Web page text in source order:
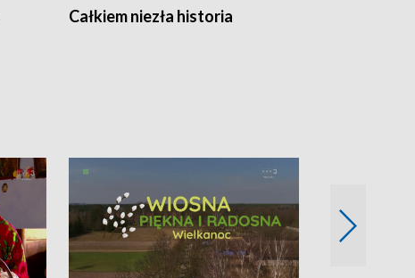
Całkiem niezła historia